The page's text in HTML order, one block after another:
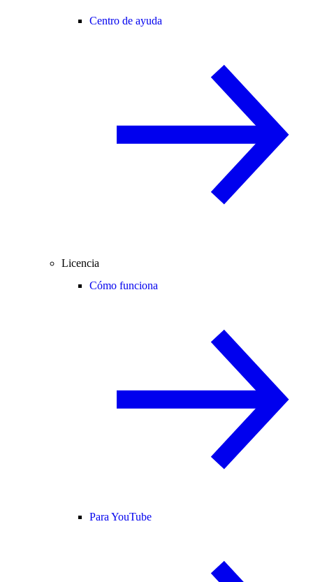
Centro de ayuda
Licencia
Cómo funciona
Para YouTube